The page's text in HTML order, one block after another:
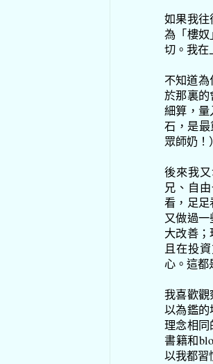
如果我
為「樓
切。我在
不知道為
於那裏
細算，
石，是最
眾師奶！
後來我
兄、自
看，足
又做過
大改善
且在投
心。這都
我喜歡
以為鑑
理念相
書籍和
以我都習